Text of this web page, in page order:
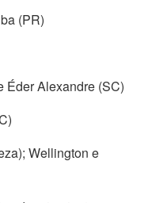
(PR)
Éder Alexandre (SC)
Wellington e